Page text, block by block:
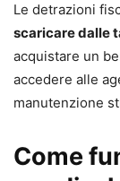
Le detrazioni
scaricare dalle
acquistare un
accedere alle
manutenzione
Come